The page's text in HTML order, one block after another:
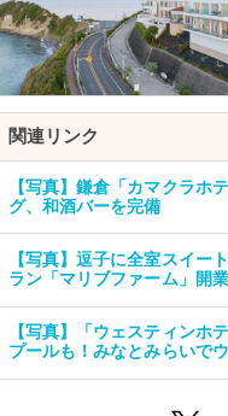
関連リンク
【写真】鎌倉「カマクラホ
グ、和酒バーを完備
【写真】逗子に全室スイー
ラン「マリブファーム」開業
【写真】「ウェスティンホ
プールも！みなとみらいで